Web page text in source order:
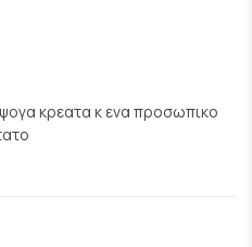
κρεατα κ ενα προσωπικο